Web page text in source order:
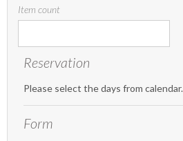
Item count
Reservation
Please select the days from calendar.
Form